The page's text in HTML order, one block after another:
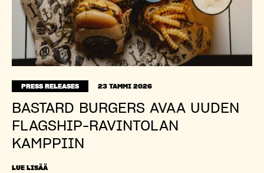
PRESS RELEASES 23 TAMMI 2026
BASTARD BURGERS AVAA UUDEN
FLAGSHIP-RAVINTOLAN
KAMPPIIN
LUE LISÄÄ